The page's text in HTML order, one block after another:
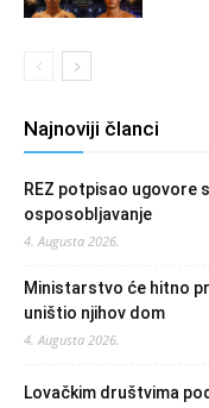
Najnoviji članci
REZ potpisao ugovore
osposobljavanje
4. Augusta 2026.
Ministarstvo će hitno
uništio njihov dom
4. Augusta 2026.
Lovačkim društvima